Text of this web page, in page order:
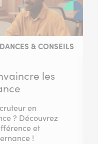
& CONSEILS
les
en
? Découvrez
et
!